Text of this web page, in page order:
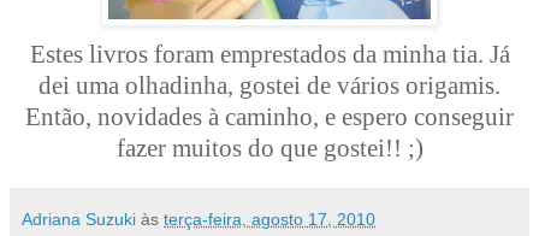
Estes livros foram emprestados da minha tia. Já
dei uma olhadinha, gostei de vários origamis.
Então, novidades à caminho, e espero conseguir
fazer muitos do que gostei!! ;)
Adriana Suzuki às terça-feira, agosto 17, 2010